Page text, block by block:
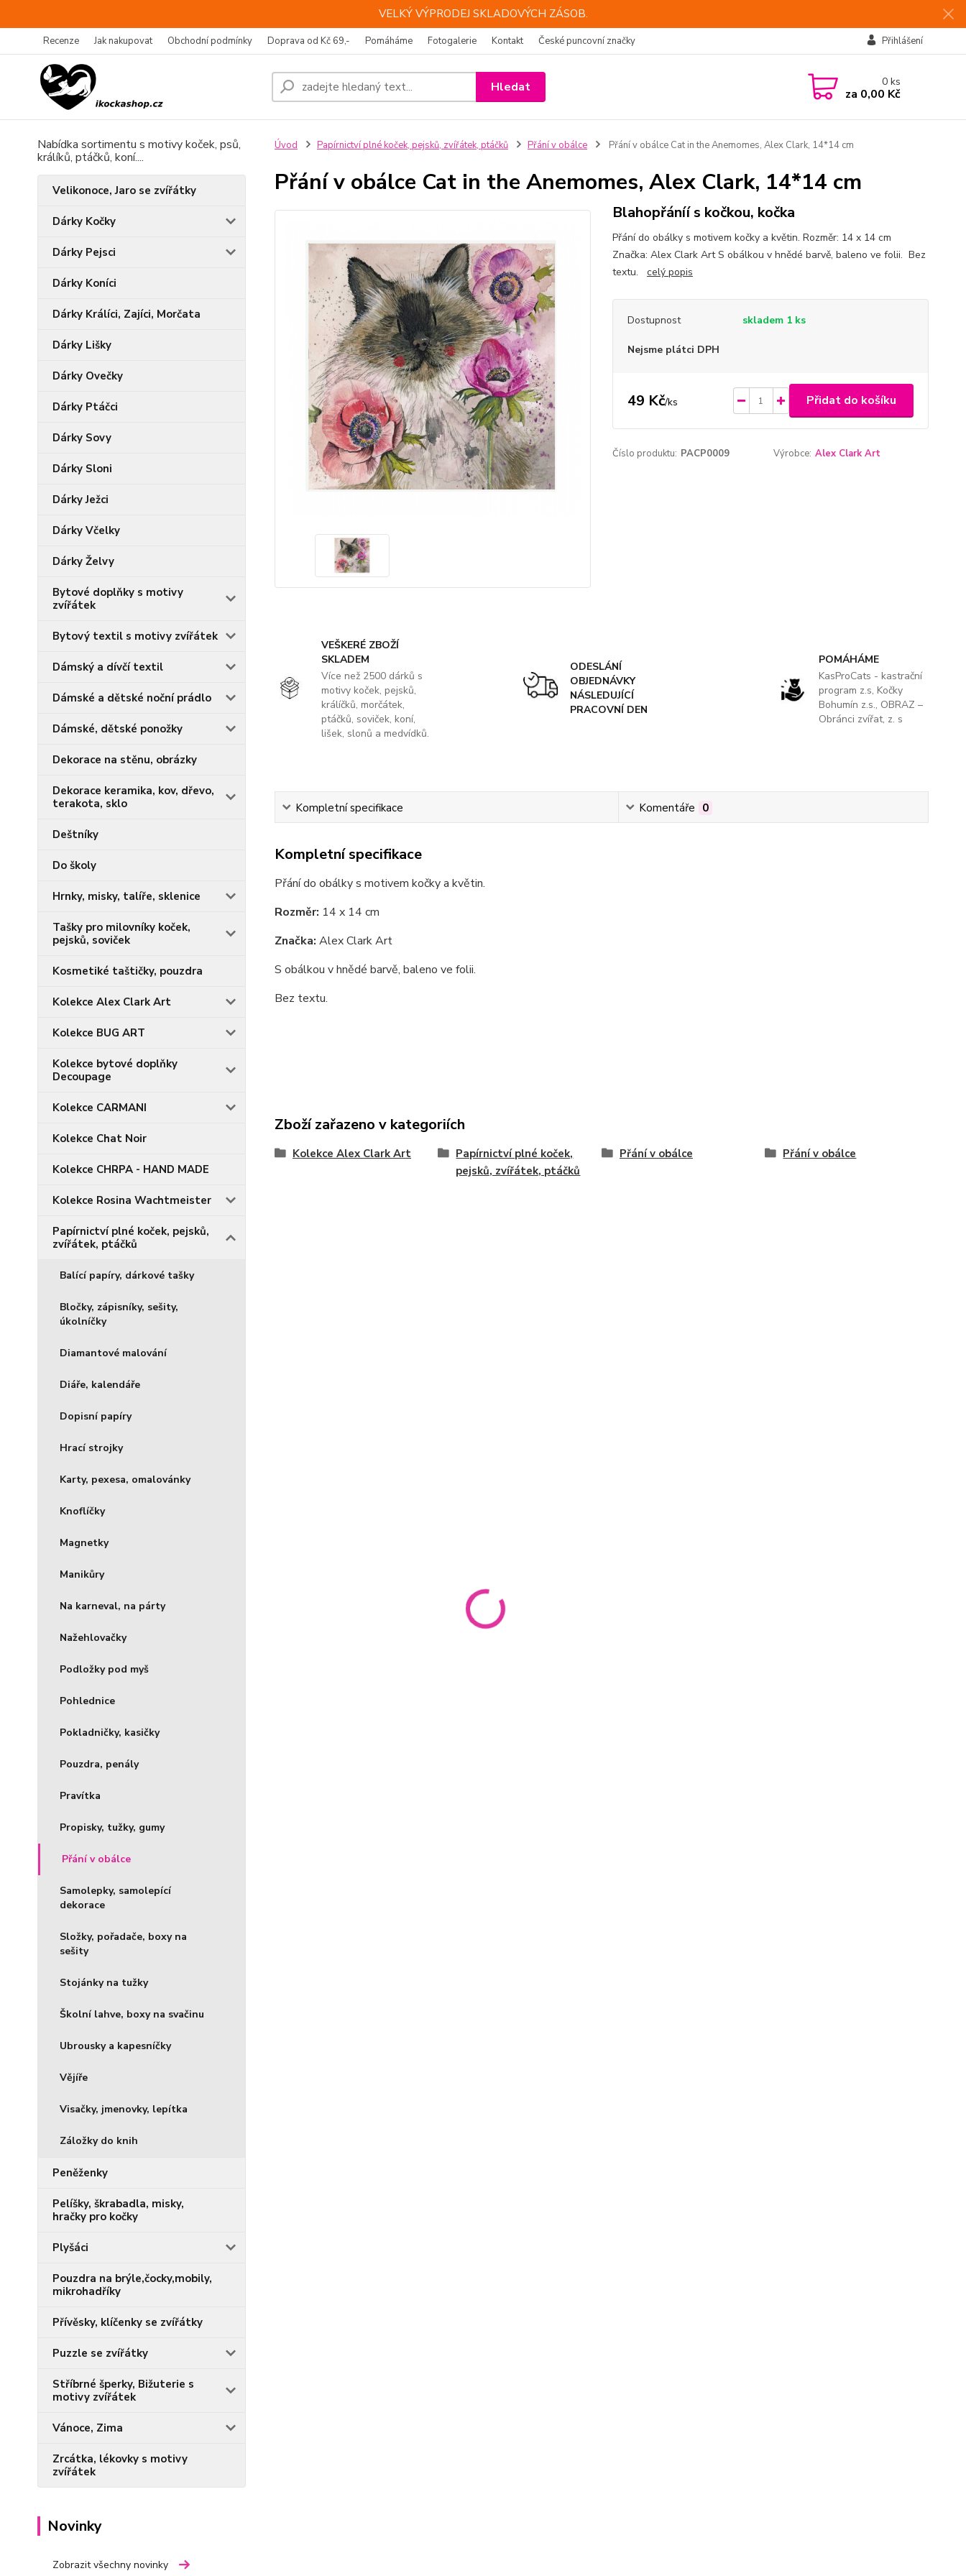
VELKÝ VÝPRODEJ SKLADOVÝCH ZÁSOB.
Recenze Jak nakupovat Obchodní podmínky Doprava od Kč 69,- Pomáháme Fotogalerie Kontakt České puncovní značky Přihlášení
Hledat 0ks
za 0,00 Kč
Nabídka sortimentu s motivy koček, psů,
králíků, ptáčků, koní....
Velikonoce, Jaro se zvířátky
Dárky Kočky
Dárky Pejsci
Dárky Koníci
Dárky Králíci, Zajíci, Morčata
Dárky Lišky
Dárky Ovečky
Dárky Ptáčci
Dárky Sovy
Dárky Sloni
Dárky Ježci
Dárky Včelky
Dárky Želvy
Bytové doplňky s motivy
zvířátek
Bytový textil s motivy zvířátek
Dámský a dívčí textil
Dámské a dětské noční prádlo
Dámské, dětské ponožky
Dekorace na stěnu, obrázky
Dekorace keramika, kov, dřevo,
terakota, sklo
Deštníky
Do školy
Hrnky, misky, talíře, sklenice
Tašky pro milovníky koček,
pejsků, soviček
Kosmetiké taštičky, pouzdra
Kolekce Alex Clark Art
Kolekce BUG ART
Kolekce bytové doplňky
Decoupage
Kolekce CARMANI
Kolekce Chat Noir
Kolekce CHRPA - HAND MADE
Kolekce Rosina Wachtmeister
Papírnictví plné koček, pejsků,
zvířátek, ptáčků
Balící papíry, dárkové tašky
Bločky, zápisníky, sešity,
úkolníčky
Diamantové malování
Diáře, kalendáře
Dopisní papíry
Hrací strojky
Karty, pexesa, omalovánky
Knoflíčky
Magnetky
Manikůry
Na karneval, na párty
Nažehlovačky
Podložky pod myš
Pohlednice
Pokladničky, kasičky
Pouzdra, penály
Pravítka
Propisky, tužky, gumy
Přání v obálce
Samolepky, samolepící
dekorace
Složky, pořadače, boxy na
sešity
Stojánky na tužky
Školní lahve, boxy na svačinu
Ubrousky a kapesníčky
Vějíře
Visačky, jmenovky, lepítka
Záložky do knih
Peněženky
Pelíšky, škrabadla, misky,
hračky pro kočky
Plyšáci
Pouzdra na brýle,čocky,mobily,
mikrohadříky
Přívěsky, klíčenky se zvířátky
Puzzle se zvířátky
Stříbrné šperky, Bižuterie s
motivy zvířátek
Vánoce, Zima
Zrcátka, lékovky s motivy
zvířátek
Novinky
Zobrazit všechny novinky
Úvod Papírnictví plné koček, pejsků, zvířátek, ptáčků Přání v obálce Přání v obálce Cat in the Anemomes, Alex Clark, 14*14 cm
Přání v obálce Cat in the Anemomes, Alex Clark, 14*14 cm
Blahopřáníí s kočkou, kočka
Přání do obálky s motivem kočky a květin. Rozměr: 14 x 14 cm
Značka: Alex Clark Art S obálkou v hnědé barvě, baleno ve folii. Bez
textu. celý popis
Dostupnost skladem 1 ks
Nejsme plátci DPH
49 Kč/ks Přidat do košíku
Číslo produktu: PACP0009 Výrobce: Alex Clark Art
VEŠKERÉ ZBOŽÍ
SKLADEM
Více než 2500 dárků s
motivy koček, pejsků,
králíčků, morčátek,
ptáčků, soviček, koní,
lišek, slonů a medvídků.
ODESLÁNÍ
OBJEDNÁVKY
NÁSLEDUJÍCÍ
PRACOVNÍ DEN
POMÁHÁME
KasProCats - kastrační
program z.s, Kočky
Bohumín z.s., OBRAZ –
Obránci zvířat, z. s
Kompletní specifikace Komentáře 0
Kompletní specifikace
Přání do obálky s motivem kočky a květin.
Rozměr: 14 x 14 cm
Značka: Alex Clark Art
S obálkou v hnědé barvě, baleno ve folii.
Bez textu.
Zboží zařazeno v kategoriích
Kolekce Alex Clark Art
Papírnictví plné koček,
pejsků, zvířátek, ptáčků
Přání v obálce Přání v obálce